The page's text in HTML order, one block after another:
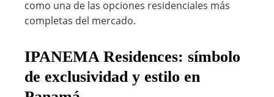
como una de las opciones residenciales más
completas del mercado.
IPANEMA Residences: símbolo
de exclusividad y estilo en